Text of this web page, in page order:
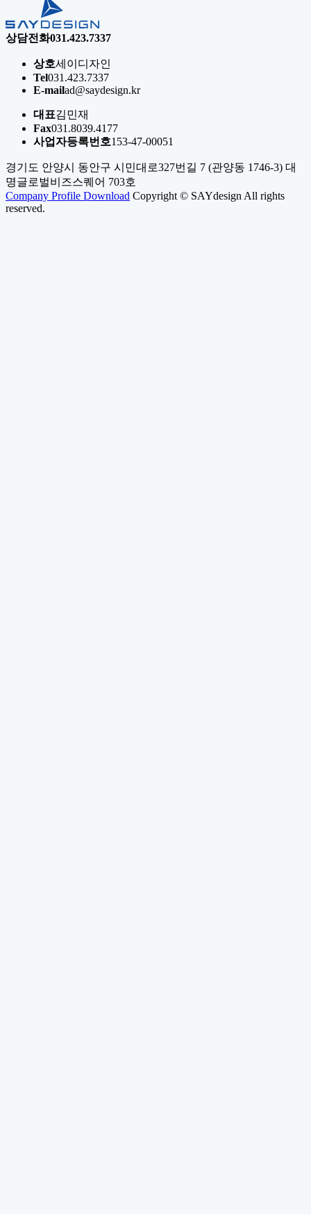
상담전화031.423.7337
상호세이디자인
Tel031.423.7337
E-mailad@saydesign.kr
대표김민재
Fax031.8039.4177
사업자등록번호153-47-00051
경기도 안양시 동안구 시민대로327번길 7 (관양동 1746-3) 대
명글로벌비즈스퀘어 703호
Company Profile Download Copyright © SAYdesign All rights
reserved.